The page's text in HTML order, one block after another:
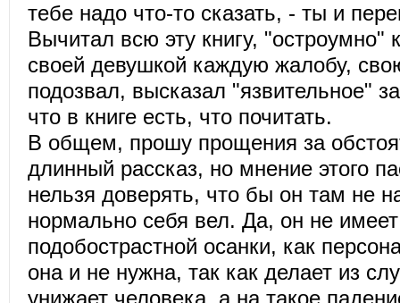
тебе надо что-то сказать, - ты и
Вычитал всю эту книгу, "остроумно"
своей девушкой каждую жалобу,
подозвал, высказал "язвительное"
что в книге есть, что почитать.
В общем, прошу прощения за
длинный рассказ, но мнение этого
нельзя доверять, что бы он там не
нормально себя вел. Да, он не
подобострастной осанки, как
она и не нужна, так как делает из
унижает человека, а на такое